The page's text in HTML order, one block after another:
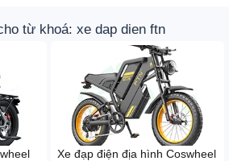
từ khoá: xe dap dien ftn
Xe đạp điện địa hình Coswheel